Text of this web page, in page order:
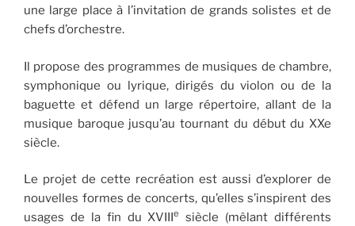
une large place à l’invitation de grands solistes et de
chefs d’orchestre.
Il propose des programmes de musiques de chambre,
symphonique ou lyrique, dirigés du violon ou de la
baguette et défend un large répertoire, allant de la
musique baroque jusqu’au tournant du début du XXe
siècle.
Le projet de cette recréation est aussi d’explorer de
nouvelles formes de concerts, qu’elles s’inspirent des
usages de la fin du XVIIIe
siècle (mêlant différents